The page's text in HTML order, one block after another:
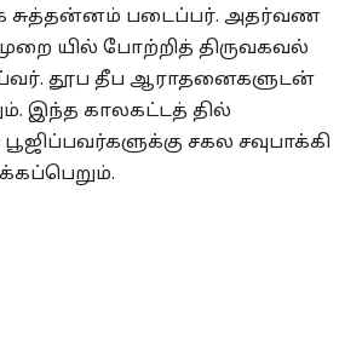
சுத்தன்னம் படைப்பர். அதர்வண
யில் போற்றித் திருவகவல்
தூப தீப ஆராதனைகளுடன்
இந்த காலகட்டத் தில்
சகல சவுபாக்கி